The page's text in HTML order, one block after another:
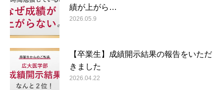
績が上がら…
2026.05.9
【卒業生】成績開示結果の報告をいただ
きました
2026.04.22